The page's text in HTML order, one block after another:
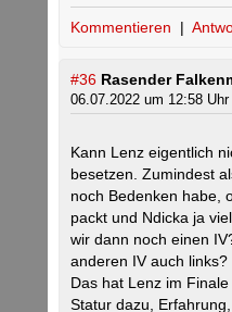
Kommentieren |
#36 Rasender
06.07.2022 um 12:58 Uhr
Kann Lenz eigentlich
besetzen. Zumindest
noch Bedenken habe,
packt und Ndicka ja
wir dann noch einen
anderen IV auch links?
Das hat Lenz im
Statur dazu,